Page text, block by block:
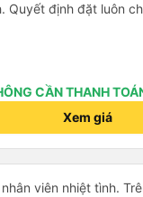
Quyết định đặt luôn
CẦN THANH
Xem giá
viên nhiệt tình.